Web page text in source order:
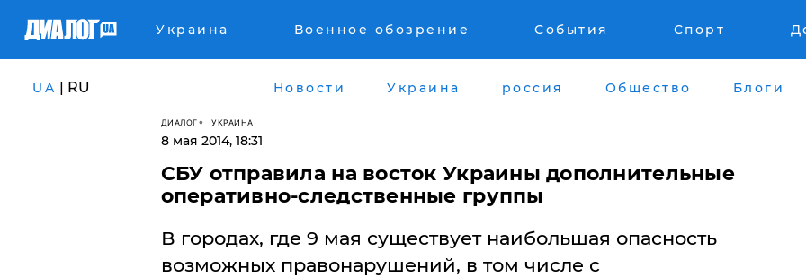
Украина Военное обозрение События Спорт
UA | RU Новости Украина россия Общество Блоги
ДИАЛОГ УКРАИНА
8 мая 2014, 18:31
СБУ отправила на восток Украины дополнительные
оперативно-следственные группы
В городах, где 9 мая существует наибольшая опасность
возможных правонарушений, в том числе с